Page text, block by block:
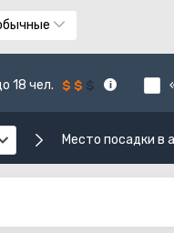
18 чел.
Место посадки в